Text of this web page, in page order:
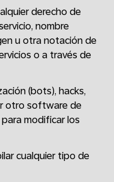
derecho de
nombre
u otra notación de
o a través de
(bots), hacks,
otro software de
modificar los
cualquier tipo de